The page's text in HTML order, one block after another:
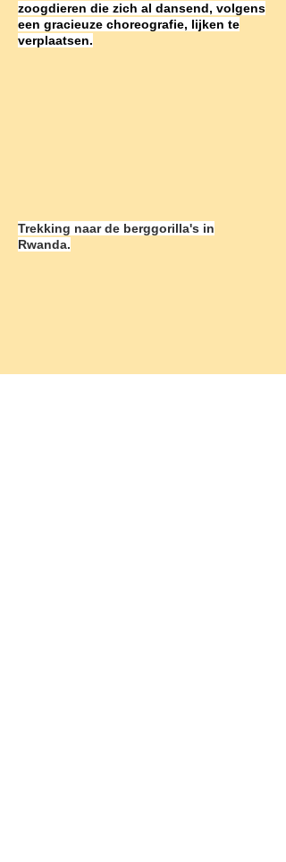
zoogdieren die zich al dansend, volgens
een gracieuze choreografie, lijken te
verplaatsen.
Trekking naar de berggorilla's in
Rwanda.